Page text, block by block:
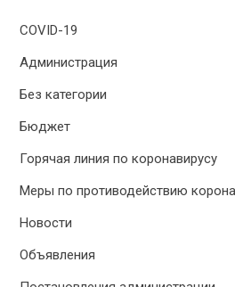
COVID-19
Администрация
Без категории
Бюджет
Горячая линия по коронавирусу
Меры по противодействию
Новости
Объявления